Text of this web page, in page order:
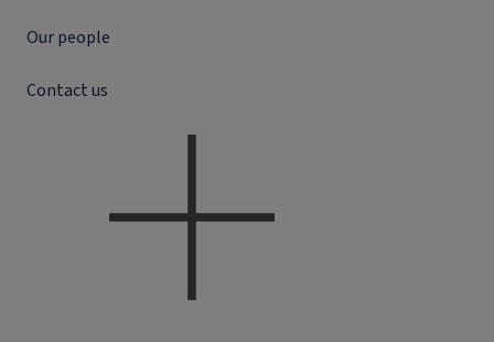
Our people
Contact us